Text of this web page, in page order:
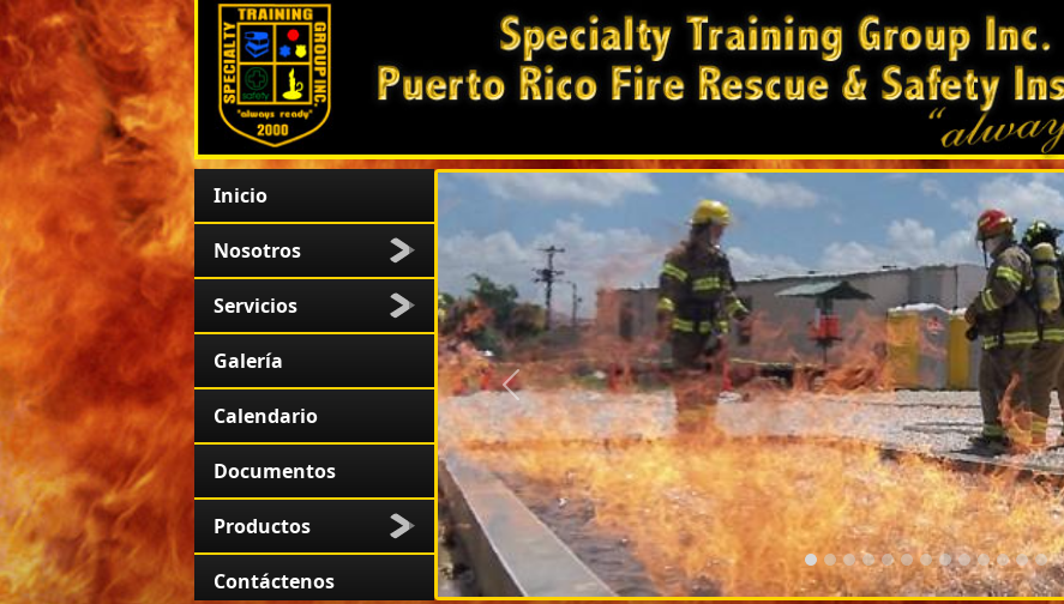
Inicio
Nosotros
Servicios
Galería
Calendario
Documentos
Productos
Contáctenos
Anterior